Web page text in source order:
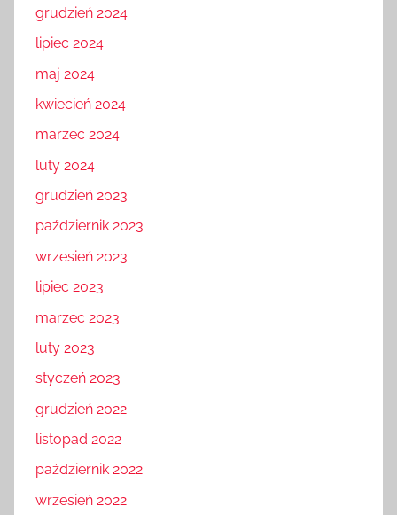
grudzień 2024
lipiec 2024
maj 2024
kwiecień 2024
marzec 2024
luty 2024
grudzień 2023
październik 2023
wrzesień 2023
lipiec 2023
marzec 2023
luty 2023
styczeń 2023
grudzień 2022
listopad 2022
październik 2022
wrzesień 2022